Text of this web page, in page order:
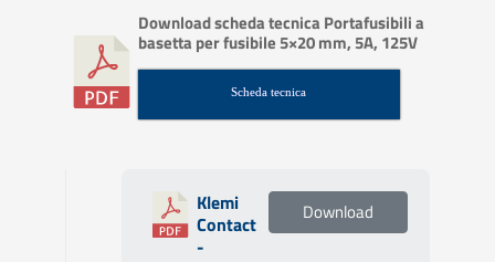
Download scheda tecnica Portafusibili a
basetta per fusibile 5×20 mm, 5A, 125V
Scheda tecnica
Klemi
Contact
-
Download